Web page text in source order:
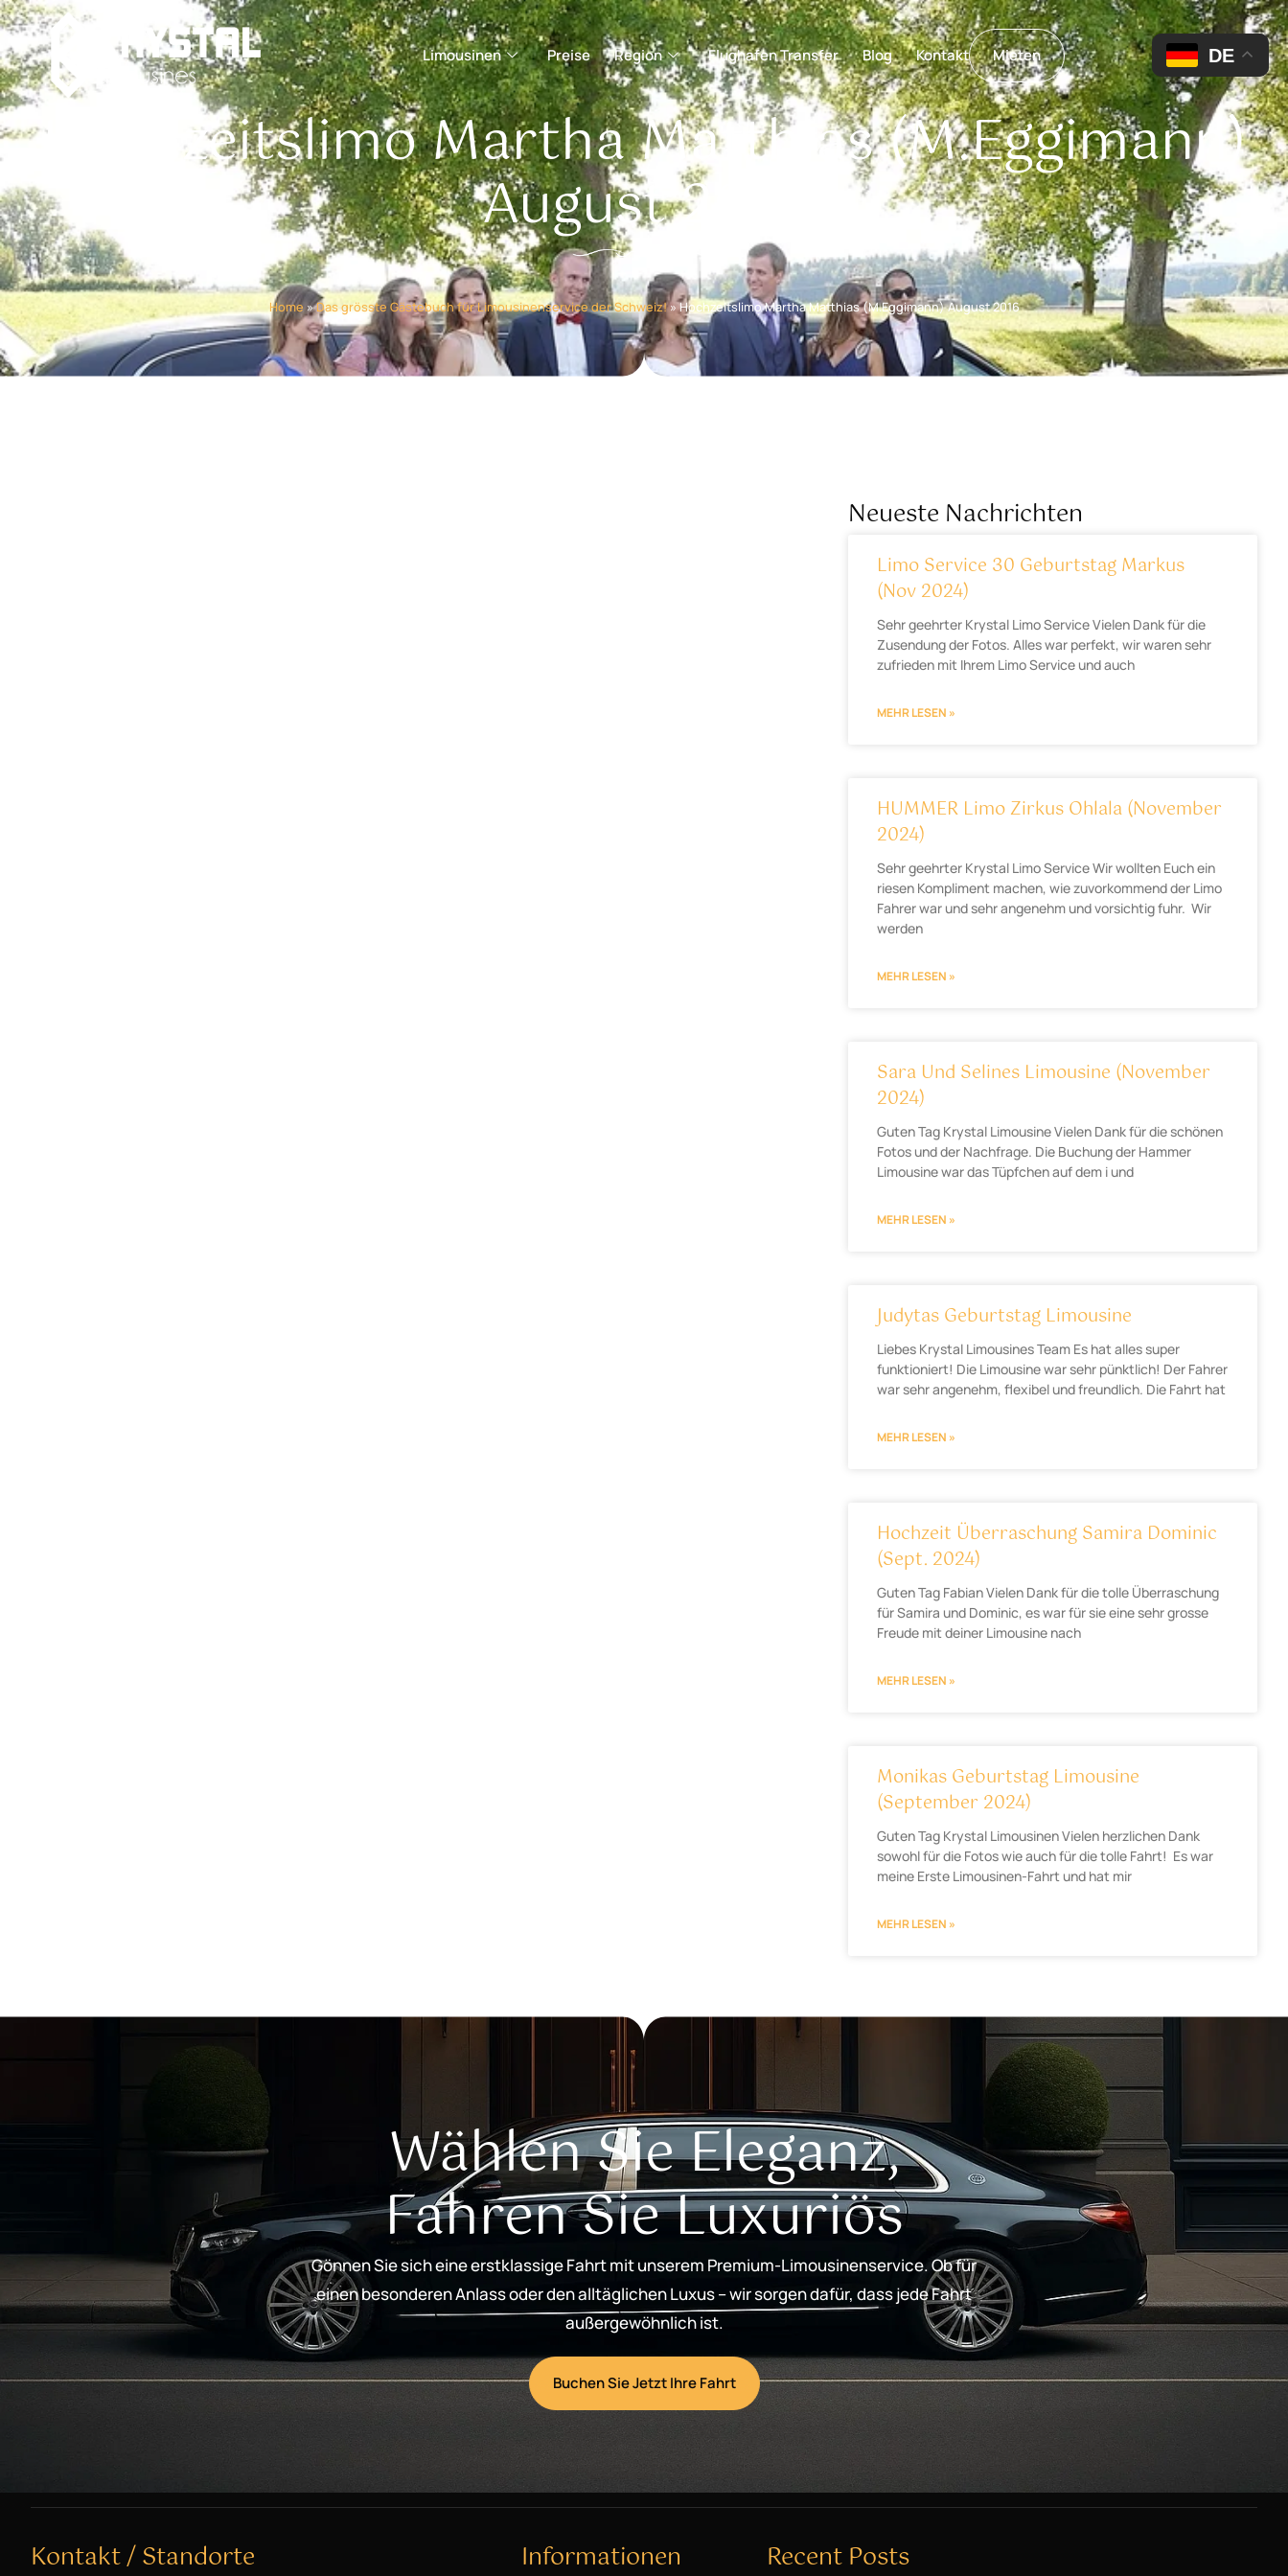
Limousinen Preise Region Flughafen Transfer Blog Kontakt Mieten
Hochzeitslimo Martha Matthias (M.Eggimann)
August 2016
Home»Das grösste Gästebuch für Limousinenservice der Schweiz!»Hochzeitslimo Martha Matthias (M.Eggimann) August 2016
Neueste Nachrichten
Limo Service 30 Geburtstag Markus
(Nov 2024)
Sehr geehrter Krystal Limo Service Vielen Dank für die
Zusendung der Fotos. Alles war perfekt, wir waren sehr
zufrieden mit Ihrem Limo Service und auch
MEHR LESEN »
HUMMER Limo Zirkus Ohlala (November
2024)
Sehr geehrter Krystal Limo Service Wir wollten Euch ein
riesen Kompliment machen, wie zuvorkommend der Limo
Fahrer war und sehr angenehm und vorsichtig fuhr. Wir
werden
MEHR LESEN »
Sara Und Selines Limousine (November
2024)
Guten Tag Krystal Limousine Vielen Dank für die schönen
Fotos und der Nachfrage. Die Buchung der Hammer
Limousine war das Tüpfchen auf dem i und
MEHR LESEN »
Judytas Geburtstag Limousine
Liebes Krystal Limousines Team Es hat alles super
funktioniert! Die Limousine war sehr pünktlich! Der Fahrer
war sehr angenehm, flexibel und freundlich. Die Fahrt hat
MEHR LESEN »
Hochzeit Überraschung Samira Dominic
(Sept. 2024)
Guten Tag Fabian Vielen Dank für die tolle Überraschung
für Samira und Dominic, es war für sie eine sehr grosse
Freude mit deiner Limousine nach
MEHR LESEN »
Monikas Geburtstag Limousine
(September 2024)
Guten Tag Krystal Limousinen Vielen herzlichen Dank
sowohl für die Fotos wie auch für die tolle Fahrt! Es war
meine Erste Limousinen-Fahrt und hat mir
MEHR LESEN »
Wählen Sie Eleganz,
Fahren Sie Luxuriös
Gönnen Sie sich eine erstklassige Fahrt mit unserem Premium-Limousinenservice. Ob für
einen besonderen Anlass oder den alltäglichen Luxus – wir sorgen dafür, dass jede Fahrt
außergewöhnlich ist.
Buchen Sie Jetzt Ihre Fahrt
Kontakt / Standorte Informationen Recent Posts
DE